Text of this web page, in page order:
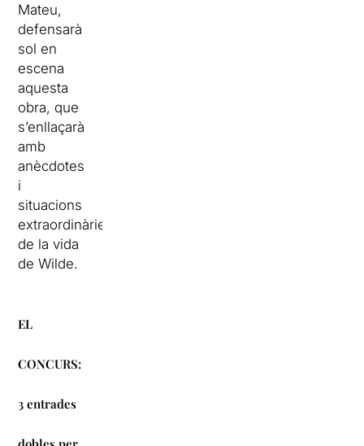
Mateu,
defensarà
sol en
escena
aquesta
obra, que
s’enllaçarà
amb
anècdotes
i
situacions
extraordinàries
de la vida
de Wilde.
EL
CONCURS:
3 entrades